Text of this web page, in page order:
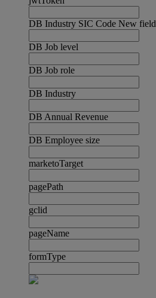
DB Industry SIC Code New field
DB Job level
DB Job role
DB Industry
DB Annual Revenue
DB Employee size
marketoTarget
pagePath
gclid
pageName
formType